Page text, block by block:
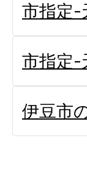
市指定-
市指定-
伊豆市